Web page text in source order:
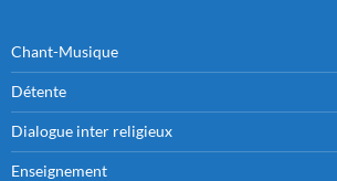
Chant-Musique
Détente
Dialogue inter religieux
Enseignement